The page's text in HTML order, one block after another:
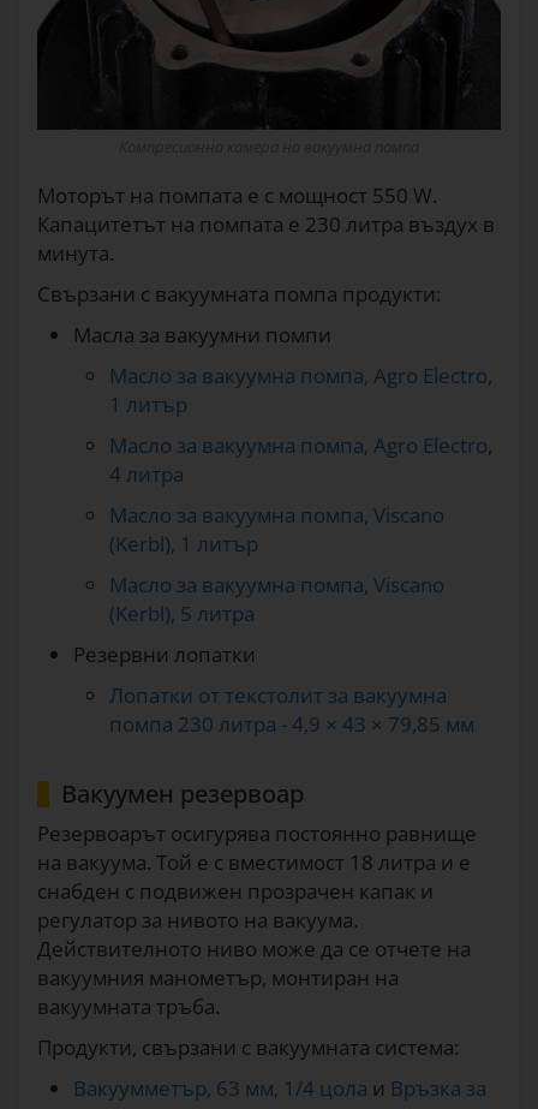
Моторът на помпата е с мощност 550 W.
Капацитетът на помпата е 230 литра въздух в
минута.
Свързани с вакуумната помпа продукти:
Масла за вакуумни помпи
Масло за вакуумна помпа, Agro Electro,
1 литър
Масло за вакуумна помпа, Agro Electro,
4 литра
Масло за вакуумна помпа, Viscano
(Kerbl), 1 литър
Масло за вакуумна помпа, Viscano
(Kerbl), 5 литра
Резервни лопатки
Лопатки от текстолит за вакуумна
помпа 230 литра - 4,9 × 43 × 79,85 мм
Вакуумен резервоар
Резервоарът осигурява постоянно равнище
на вакуума. Той е с вместимост 18 литра и е
снабден с подвижен прозрачен капак и
регулатор за нивото на вакуума.
Действителното ниво може да се отчете на
вакуумния манометър, монтиран на
вакуумната тръба.
Продукти, свързани с вакуумната система:
Вакуумметър, 63 мм, 1/4 цола и Връзка за